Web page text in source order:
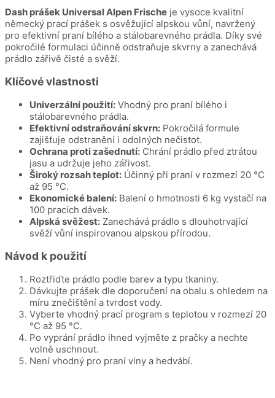
Dash prášek Universal Alpen Frische je vysoce kvalitní
německý prací prášek s osvěžující alpskou vůní, navržený
pro efektivní praní bílého a stálobarevného prádla. Díky své
pokročilé formulaci účinně odstraňuje skvrny a zanechává
prádlo zářivě čisté a svěží.
Klíčové vlastnosti
Univerzální použití: Vhodný pro praní bílého i
stálobarevného prádla.
Efektivní odstraňování skvrn: Pokročilá formule
zajišťuje odstranění i odolných nečistot.
Ochrana proti zašednutí: Chrání prádlo před ztrátou
jasu a udržuje jeho zářivost.
Široký rozsah teplot: Účinný při praní v rozmezí 20 °C
až 95 °C.
Ekonomické balení: Balení o hmotnosti 6 kg vystačí na
100 pracích dávek.
Alpská svěžest: Zanechává prádlo s dlouhotrvající
svěží vůní inspirovanou alpskou přírodou.
Návod k použití
Roztřiďte prádlo podle barev a typu tkaniny.
Dávkujte prášek dle doporučení na obalu s ohledem na
míru znečištění a tvrdost vody.
Vyberte vhodný prací program s teplotou v rozmezí 20
°C až 95 °C.
Po vyprání prádlo ihned vyjměte z pračky a nechte
volně uschnout.
Není vhodný pro praní vlny a hedvábí.